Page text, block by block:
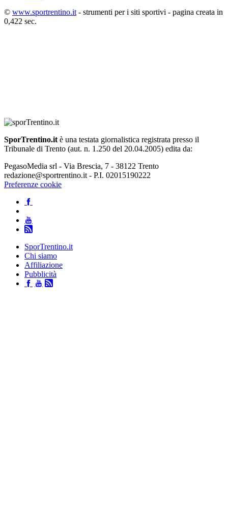
© www.sportrentino.it - strumenti per i siti sportivi - pagina creata in
0,422 sec.
SporTrentino.it è una testata giornalistica registrata presso il
Tribunale di Trento (aut. n. 1.250 del 20.04.2005) edita da:
PegasoMedia srl - Via Brescia, 7 - 38122 Trento
redazione@sportrentino.it - P.I. 02015190222
Preferenze cookie
SporTrentino.it
Chi siamo
Affiliazione
Pubblicità